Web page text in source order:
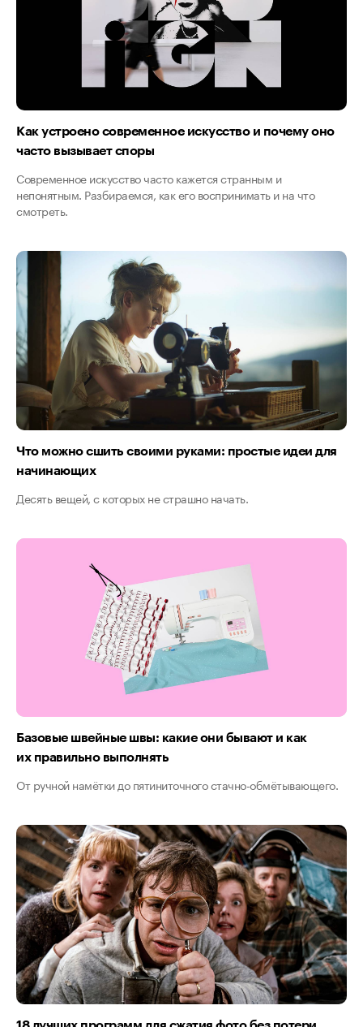
Как устроено современное искусство и почему оно
часто вызывает споры
Современное искусство часто кажется странным и
непонятным. Разбираемся, как его воспринимать и на что
смотреть.
Что можно сшить своими руками: простые идеи для
начинающих
Десять вещей, с которых не страшно начать.
Базовые швейные швы: какие они бывают и как
их правильно выполнять
От ручной намётки до пятиниточного стачно-обмётывающего.